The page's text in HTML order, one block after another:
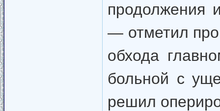
продолжения
— отметил про
обхода
больной с
решил